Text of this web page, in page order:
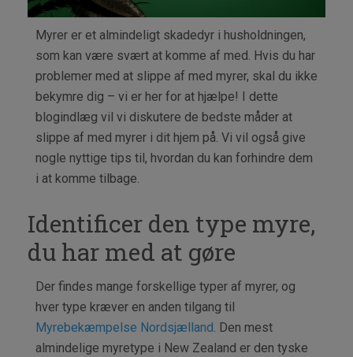
Myrer er et almindeligt skadedyr i husholdningen,
som kan være svært at komme af med. Hvis du har
problemer med at slippe af med myrer, skal du ikke
bekymre dig – vi er her for at hjælpe! I dette
blogindlæg vil vi diskutere de bedste måder at
slippe af med myrer i dit hjem på. Vi vil også give
nogle nyttige tips til, hvordan du kan forhindre dem
i at komme tilbage.
Identificer den type myre,
du har med at gøre
Der findes mange forskellige typer af myrer, og
hver type kræver en anden tilgang til
Myrebekæmpelse Nordsjælland. Den mest
almindelige myretype i New Zealand er den tyske